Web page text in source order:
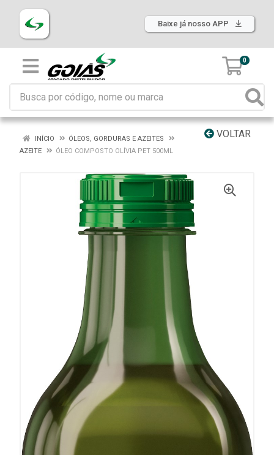
Baixe já nosso APP
0
VOLTAR
INÍCIO
ÓLEOS, GORDURAS E AZEITES
AZEITE
ÓLEO COMPOSTO OLÍVIA PET 500ML